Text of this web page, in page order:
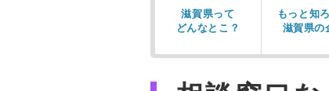
滋賀県って
どんなとこ？
もっと知
滋賀県の